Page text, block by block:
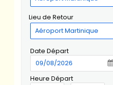
Lieu de Retour
Date Départ
Heure Départ